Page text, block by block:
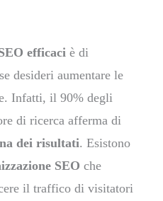
efficaci è di
desideri aumentare le
Infatti, il 90% degli
di ricerca afferma di
dei risultati. Esistono
SEOche
il traffico di visitatori